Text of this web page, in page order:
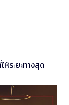
ระยะทางสุด